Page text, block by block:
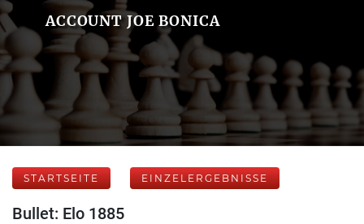
ACCOUNT JOE BONICA
STARTSEITE EINZELERGEBNISSE
Bullet: Elo 1885